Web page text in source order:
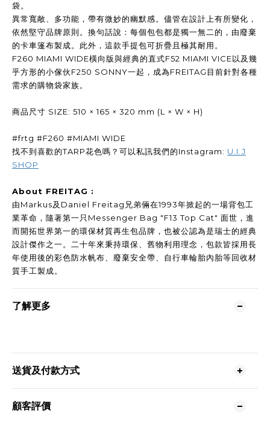
袋。
異常寬敞、多功能，帶有微妙的幽默感。儘管在設計上有所變化，
依然堅守品牌原則。換句話說：每個包包都是獨一無二的，由廢棄
的卡車篷布製成。此外，這款手提包可折疊且極其耐用。
F260 MIAMI WIDE橫向版與經典的直式F52 MIAMI VICE以及幾
乎方形的小傢伙F250 SONNY一起，成為FREITAG目前針對各種
需求的購物袋家族。
商品尺寸 SIZE: 510 × 165 × 320 mm (L × W × H)
#frtg #F260 #MIAMI WIDE
找不到喜歡的TARP花色嗎？可以私訊我們的Instagram: U.I.J
SHOP
About FREITAG :
由Markus及Daniel Freitag兄弟倆在1993年掀起的一場背包工
業革命，隨著第一只Messenger Bag "F13 Top Cat" 面世，進
而開拓世界第一的環保材質再生包品牌，也被公認為是瑞士的經典
設計傑作之一。二十年來秉持環保、舊物利用理念，包款皆採用長
年使用後的彩色防水帆布、廢棄安全帶、自行車輪胎內胎等回收材
質手工製成。
了解更多
送貨及付款方式
顧客評價